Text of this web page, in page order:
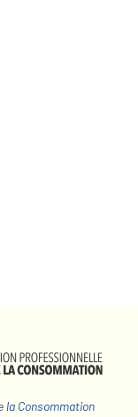
la Consommation